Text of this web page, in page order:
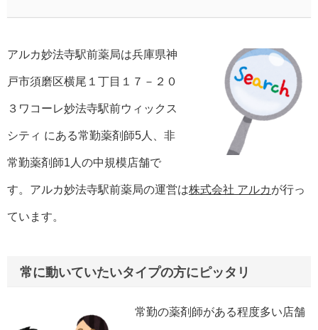
アルカ妙法寺駅前薬局は兵庫県神
戸市須磨区横尾１丁目１７－２０
３ワコーレ妙法寺駅前ウィックス
シティ にある常勤薬剤師5人、非
常勤薬剤師1人の中規模店舗で
す。アルカ妙法寺駅前薬局の運営は株式会社 アルカが行っ
ています。
常に動いていたいタイプの方にピッタリ
常勤の薬剤師がある程度多い店舗